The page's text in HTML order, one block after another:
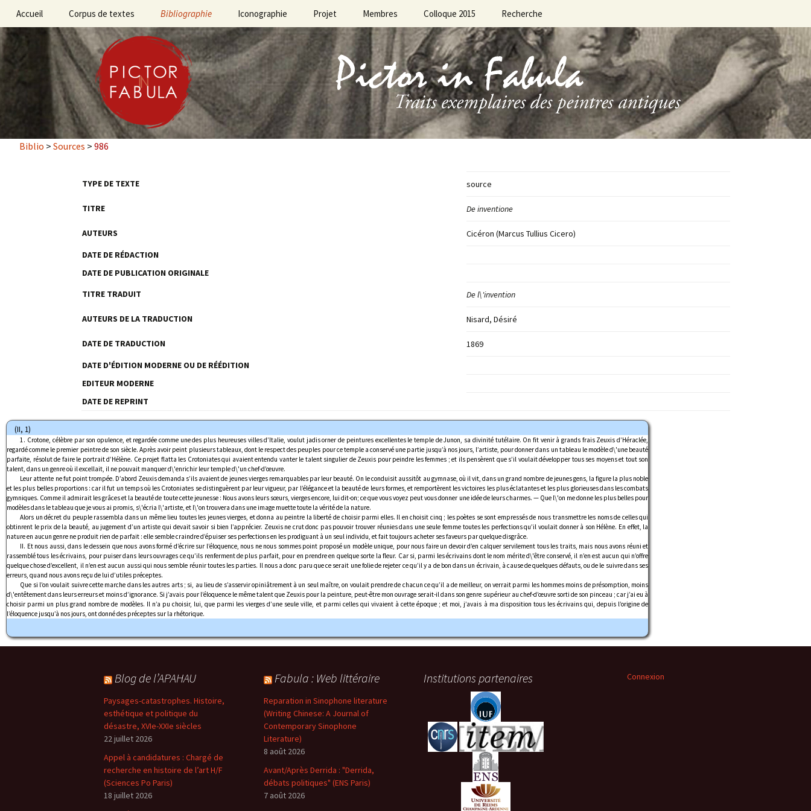
Aller
contenu
Accueil Corpus de textes Bibliographie
Bibliographie des
sources
Bibliographie des travaux
Iconographie Projet Membres Colloque 2015 Recherche
Biblio > Sources > 986
TYPE DE TEXTE source
TITRE De inventione
AUTEURS
Cicéron (Marcus Tullius Cicero)
DATE DE RÉDACTION
DATE DE PUBLICATION ORIGINALE
TITRE TRADUIT
De l\'invention
AUTEURS DE LA TRADUCTION Nisard, Désiré
DATE DE TRADUCTION
1869
DATE D'ÉDITION MODERNE OU DE RÉÉDITION
EDITEUR MODERNE
DATE DE REPRINT
(II, 1)
1. Crotone, célèbre par son opulence, et regardée comme une des plus heureuses villes d’Italie, voulut jadis orner de peintures excellentes le temple de Junon, sa divinité tutélaire. On fit venir à grands frais Zeuxis d’Héraclée,
regardé comme le premier peintre de son siècle. Après avoir peint plusieurs tableaux, dont le respect des peuples pour ce temple a conservé une partie jusqu’à nos jours, l’artiste, pour donner dans un tableau le modèle d\'une beauté
parfaite, résolut de faire le portrait d’Hélène. Ce projet flatta les Crotoniates qui avaient entendu vanter le talent singulier de Zeuxis pour peindre les femmes ; et ils pensèrent que s’il voulait développer tous ses moyens et tout son
talent, dans un genre où il excellait, il ne pouvait manquer d\'enrichir leur temple d\'un chef-d’œuvre.
Leur attente ne fut point trompée. D’abord Zeuxis demanda s’ils avaient de jeunes vierges remarquables par leur beauté. On le conduisit aussitôt au gymnase, où il vit, dans un grand nombre de jeunes gens, la figure la plus noble
et les plus belles proportions : car il fut un temps où les Crotoniates se distinguèrent par leur vigueur, par l’élégance et la beauté de leurs formes, et remportèrent les victoires les plus éclatantes et les plus glorieuses dans les combats
gymniques. Comme il admirait les grâces et la beauté de toute cette jeunesse : Nous avons leurs sœurs, vierges encore, lui dit-on; ce que vous voyez peut vous donner une idée de leurs charmes. — Que l\'on me donne les plus belles pour
modèles dans le tableau que je vous ai promis, s\'écria l\'artiste, et l\'on trouvera dans une image muette toute la vérité de la nature.
Alors un décret du peuple rassembla dans un même lieu toutes les jeunes vierges, et donna au peintre la liberté de choisir parmi elles. Il en choisit cinq ; les poètes se sont empressés de nous transmettre les noms de celles qui
obtinrent le prix de la beauté, au jugement d’un artiste qui devait savoir si bien l’apprécier. Zeuxis ne crut donc pas pouvoir trouver réunies dans une seule femme toutes les perfections qu’il voulait donner à son Hélène. En effet, la
nature en aucun genre ne produit rien de parfait : elle semble craindre d’épuiser ses perfections en les prodiguant à un seul individu, et fait toujours acheter ses faveurs par quelque disgrâce.
II. Et nous aussi, dans le dessein que nous avons formé d’écrire sur l’éloquence, nous ne nous sommes point proposé un modèle unique, pour nous faire un devoir d’en calquer servilement tous les traits, mais nous avons réuni et
rassemblé tous les écrivains, pour puiser dans leurs ouvrages ce qu’ils renferment de plus parfait, pour en prendre en quelque sorte la fleur. Car si, parmi les écrivains dont le nom mérite d\'être conservé, il n’en est aucun qui n’offre
quelque chose d’excellent, il n’en est aucun aussi qui nous semble réunir toutes les parties. Il nous a donc paru que ce serait une folie de rejeter ce qu’il y a de bon dans un écrivain, à cause de quelques défauts, ou de le suivre dans ses
erreurs, quand nous avons reçu de lui d’utiles préceptes.
Que si l’on voulait suivre cette marche dans les autres arts ; si, au lieu de s’asservir opiniâtrement à un seul maître, on voulait prendre de chacun ce qu’il a de meilleur, on verrait parmi les hommes moins de présomption, moins
d\'entêtement dans leurs erreurs et moins d’ignorance. Si j’avais pour l’éloquence le même talent que Zeuxis pour la peinture, peut-être mon ouvrage serait-il dans son genre supérieur au chef-d’œuvre sorti de son pinceau ; car j’ai eu à
choisir parmi un plus grand nombre de modèles. Il n’a pu choisir, lui, que parmi les vierges d’une seule ville, et parmi celles qui vivaient à cette époque ; et moi, j’avais à ma disposition tous les écrivains qui, depuis l’origine de
l’éloquence jusqu’à nos jours, ont donné des préceptes sur la rhétorique.
Blog de l’APAHAU
Paysages-catastrophes. Histoire,
esthétique et politique du
désastre, XVIe-XXIe siècles
22 juillet 2026
Appel à candidatures : Chargé de
recherche en histoire de l’art H/F
(Sciences Po Paris)
18 juillet 2026
Fabula : Web littéraire
Reparation in Sinophone literature
(Writing Chinese: A Journal of
Contemporary Sinophone
Literature)
8 août 2026
Avant/Après Derrida : "Derrida,
débats politiques" (ENS Paris)
7 août 2026
Institutions partenaires Connexion